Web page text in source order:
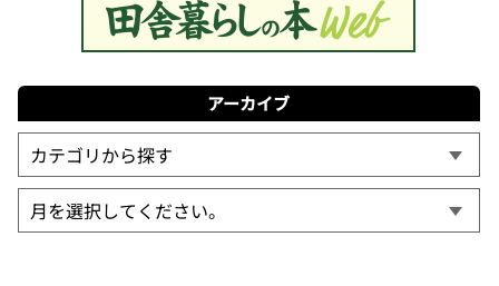
アーカイブ